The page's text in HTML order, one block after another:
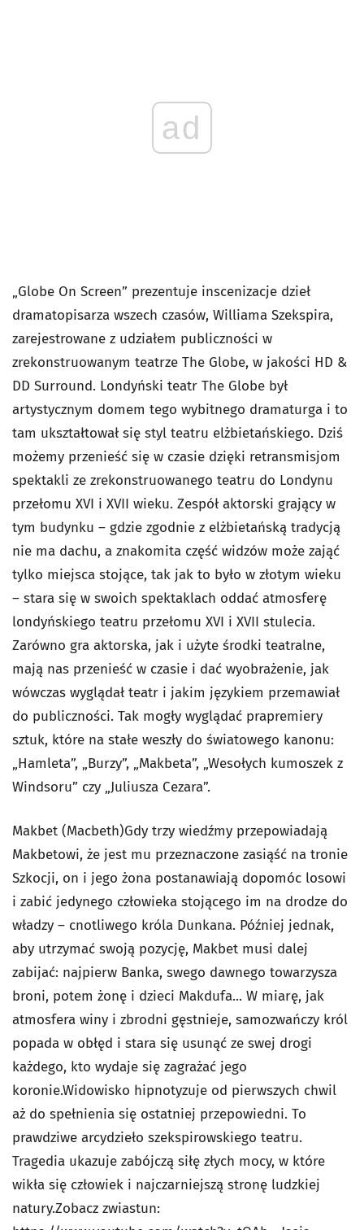
ad
„Globe On Screen” prezentuje inscenizacje dzieł
dramatopisarza wszech czasów, Williama Szekspira,
zarejestrowane z udziałem publiczności w
zrekonstruowanym teatrze The Globe, w jakości HD &
DD Surround. Londyński teatr The Globe był
artystycznym domem tego wybitnego dramaturga i to
tam ukształtował się styl teatru elżbietańskiego. Dziś
możemy przenieść się w czasie dzięki retransmisjom
spektakli ze zrekonstruowanego teatru do Londynu
przełomu XVI i XVII wieku. Zespół aktorski grający w
tym budynku – gdzie zgodnie z elżbietańską tradycją
nie ma dachu, a znakomita część widzów może zająć
tylko miejsca stojące, tak jak to było w złotym wieku
– stara się w swoich spektaklach oddać atmosferę
londyńskiego teatru przełomu XVI i XVII stulecia.
Zarówno gra aktorska, jak i użyte środki teatralne,
mają nas przenieść w czasie i dać wyobrażenie, jak
wówczas wyglądał teatr i jakim językiem przemawiał
do publiczności. Tak mogły wyglądać prapremiery
sztuk, które na stałe weszły do światowego kanonu:
„Hamleta”, „Burzy”, „Makbeta”, „Wesołych kumoszek z
Windsoru” czy „Juliusza Cezara”.
Makbet (Macbeth)Gdy trzy wiedźmy przepowiadają
Makbetowi, że jest mu przeznaczone zasiąść na tronie
Szkocji, on i jego żona postanawiają dopomóc losowi
i zabić jedynego człowieka stojącego im na drodze do
władzy – cnotliwego króla Dunkana. Później jednak,
aby utrzymać swoją pozycję, Makbet musi dalej
zabijać: najpierw Banka, swego dawnego towarzysza
broni, potem żonę i dzieci Makdufa... W miarę, jak
atmosfera winy i zbrodni gęstnieje, samozwańczy król
popada w obłęd i stara się usunąć ze swej drogi
każdego, kto wydaje się zagrażać jego
koronie.Widowisko hipnotyzuje od pierwszych chwil
aż do spełnienia się ostatniej przepowiedni. To
prawdziwe arcydzieło szekspirowskiego teatru.
Tragedia ukazuje zabójczą siłę złych mocy, w które
wikła się człowiek i najczarniejszą stronę ludzkiej
natury.Zobacz zwiastun: